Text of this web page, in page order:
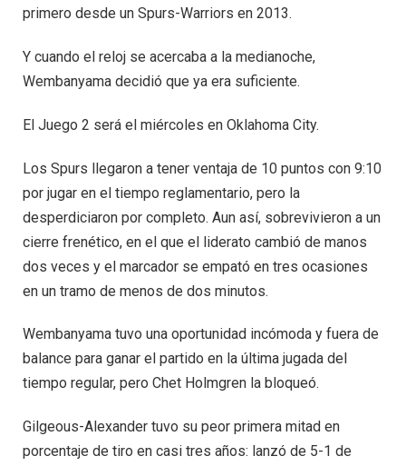
primero desde un Spurs-Warriors en 2013.
Y cuando el reloj se acercaba a la medianoche,
Wembanyama decidió que ya era suficiente.
El Juego 2 será el miércoles en Oklahoma City.
Los Spurs llegaron a tener ventaja de 10 puntos con 9:10
por jugar en el tiempo reglamentario, pero la
desperdiciaron por completo. Aun así, sobrevivieron a un
cierre frenético, en el que el liderato cambió de manos
dos veces y el marcador se empató en tres ocasiones
en un tramo de menos de dos minutos.
Wembanyama tuvo una oportunidad incómoda y fuera de
balance para ganar el partido en la última jugada del
tiempo regular, pero Chet Holmgren la bloqueó.
Gilgeous-Alexander tuvo su peor primera mitad en
porcentaje de tiro en casi tres años: lanzó de 5-1 de